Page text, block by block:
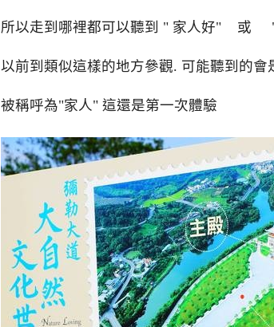
所以走到哪裡都可以聽到 " 家人好" 或
以前到類似這樣的地方參觀. 可能聽到的會
被稱呼為"家人" 這還是第一次體驗